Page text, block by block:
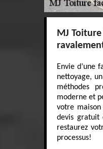
MJ
Envie d’une
nettoyage,
méthodes
moderne et
votre
devis gratuit
restaurez
processus!